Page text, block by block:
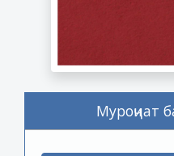
Муроҷиат